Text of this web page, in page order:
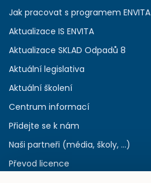
Jak pracovat s programem ENVITA
Aktualizace IS ENVITA
Aktualizace SKLAD Odpadů 8
Aktuální legislativa
Aktuální školení
Centrum informací
Přidejte se k nám
Naši partneři (média, školy, ...)
Převod licence